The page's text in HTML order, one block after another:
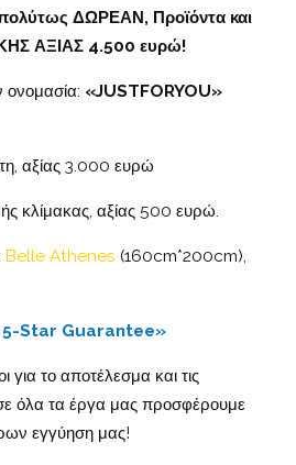
ΔΩΡΕΑΝ, Προϊόντα και
ΑΞΙΑΣ 4.500 ευρώ!
ονομασία: «JUSTFORYOU»
αξίας 3.000 ευρώ
κλίμακας, αξίας 500 ευρώ.
Belle Athenes (160cm*200cm),
5-Star Guarantee»
για το αποτέλεσμα και τις
όλα τα έργα μας προσφέρουμε
εγγύηση μας!